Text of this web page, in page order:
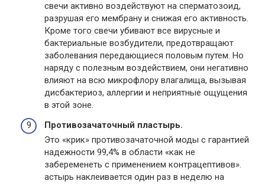
свечи активно воздействуют на сперматозоид,
разрушая его мембрану и снижая его активность.
Кроме того свечи убивают все вирусные и
бактериальные возбудители, предотвращают
заболевания передающиеся половым путем. Но
наряду с полезным воздействием, они негативно
влияют на всю микрофлору влагалища, вызывая
дисбактериоз, аллергии и неприятные ощущения
в этой зоне.
Противозачаточный пластырь.
Это «крик» противозачаточной моды с гарантией
надежности 99,4% в области «как не
забеременеть с применением контрацептивов».
астырь наклеивается один раз в неделю на